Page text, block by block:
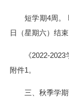
短学期4周。
日（星期六）结
《2022-
附件1。
三、秋季学